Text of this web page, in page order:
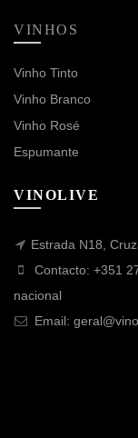
VINHOS
Vinho Tinto
Vinho Branco
Vinho Rosé
Espumante
VINOLIVE
Estrada N18,
Contacto: +351
nacional
Email: